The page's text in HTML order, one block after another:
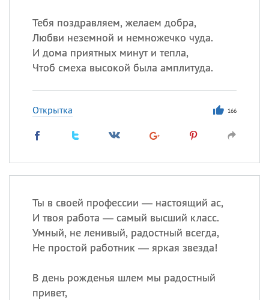
Тебя поздравляем, желаем добра,
Любви неземной и немножечко чуда.
И дома приятных минут и тепла,
Чтоб смеха высокой была амплитуда.
Открытка 166
Ты в своей профессии — настоящий ас,
И твоя работа — самый высший класс.
Умный, не ленивый, радостный всегда,
Не простой работник — яркая звезда!
В день рожденья шлем мы радостный
привет,